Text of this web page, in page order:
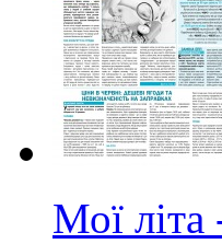
Мої літа